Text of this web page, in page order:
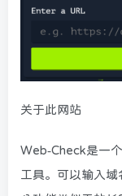
关于此网站
Web-Check是一
工具。可以输入